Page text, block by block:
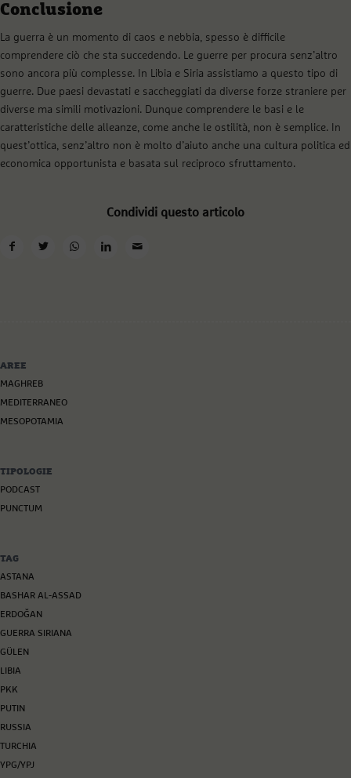
Conclusione
La guerra è un momento di caos e nebbia, spesso è difficile
comprendere ciò che sta succedendo. Le guerre per procura senz’altro
sono ancora più complesse. In Libia e Siria assistiamo a questo tipo di
guerre. Due paesi devastati e saccheggiati da diverse forze straniere per
diverse ma simili motivazioni. Dunque comprendere le basi e le
caratteristiche delle alleanze, come anche le ostilità, non è semplice. In
quest’ottica, senz’altro non è molto d’aiuto anche una cultura politica ed
economica opportunista e basata sul reciproco sfruttamento.
Condividi questo articolo
AREE
MAGHREB
MEDITERRANEO
MESOPOTAMIA
TIPOLOGIE
PODCAST
PUNCTUM
TAG
ASTANA
BASHAR AL-ASSAD
ERDOĞAN
GUERRA SIRIANA
GÜLEN
LIBIA
PKK
PUTIN
RUSSIA
TURCHIA
YPG/YPJ